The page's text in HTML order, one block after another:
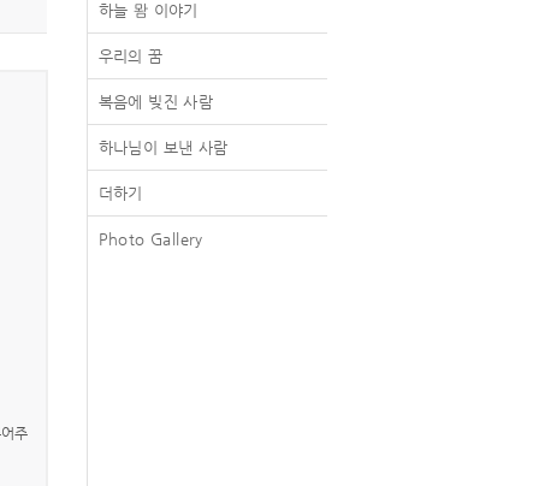
하늘 뫔 이야기
우리의 꿈
복음에 빚진 사람
하나님이 보낸 사람
더하기
Photo Gallery
주